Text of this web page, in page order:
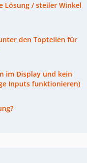
Lösung / steiler Winkel
den Topteilen für
im Display und kein
Inputs funktionieren)